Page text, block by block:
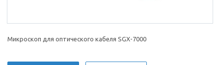
Микроскоп для оптического кабеля SGX-7000